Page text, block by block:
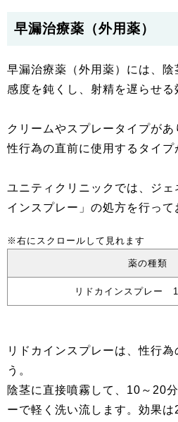
早漏治療薬（外用薬）
早漏治療薬（外用薬）には、
感度を鈍くし、射精を遅らせる
クリームやスプレータイプがあ
性行為の直前に使用するタイプ
ユニティクリニックでは、ジ
インスプレー」の処方を行って
薬の種類
リドカインスプレー
リドカインスプレーは、性行為
う。
陰茎に直接噴霧して、10～20
ーで軽く洗い流します。効果